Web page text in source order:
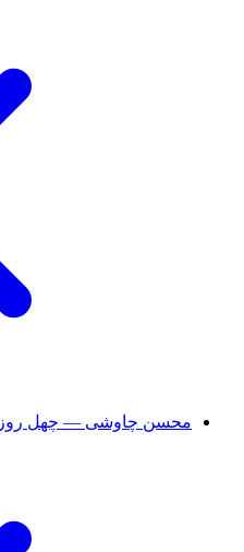
محسن چاوشی — چهل روز